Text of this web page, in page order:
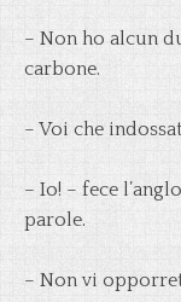
– Non ho alcun
carbone.
– Voi che
– Io! – fece
parole.
– Non vi